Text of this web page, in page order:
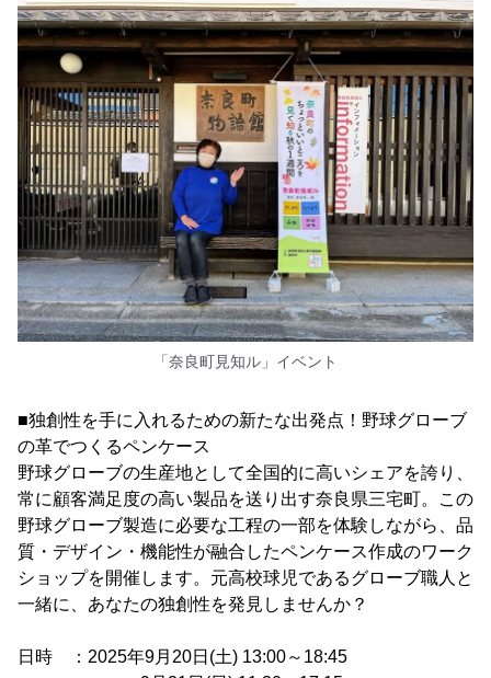
「奈良町見知ル」イベント
■独創性を手に入れるための新たな出発点！野球グローブ
の革でつくるペンケース
野球グローブの生産地として全国的に高いシェアを誇り、
常に顧客満足度の高い製品を送り出す奈良県三宅町。この
野球グローブ製造に必要な工程の一部を体験しながら、品
質・デザイン・機能性が融合したペンケース作成のワーク
ショップを開催します。元高校球児であるグローブ職人と
一緒に、あなたの独創性を発見しませんか？
日時 ：2025年9月20日(土) 13:00～18:45